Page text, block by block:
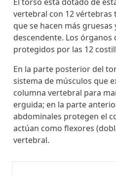
vertebral con 12 vértebras
que se hacen más
descendente. Los órganos
protegidos por las 12
En la parte posterior del
sistema de músculos que
columna vertebral para
erguida; en la parte
abdominales protegen el
actúan como flexores
vertebral.